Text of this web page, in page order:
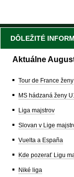
DÔLEŽITÉ
Aktuálne
Tour de France ženy
MS hádzaná ženy
Liga majstrov
Slovan v Lige
Vuelta a España
Kde pozerať Ligu
Niké liga